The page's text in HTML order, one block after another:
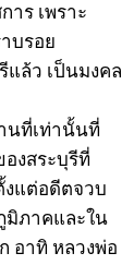
าร เพราะ
บรอย
แล้ว เป็นมงคล
นที่เท่านั้นที่
งสระบุรีที่
แต่อดีตจวบ
มิภาคและใน
อาทิ หลวงพ่อ